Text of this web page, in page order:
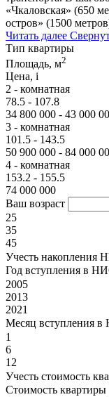
«Чкаловская» (650
остров» (1500
Читать далее
Тип квартиры
Площадь, м2
Цена, i
2 - комнатная
78.5 - 107.8
34 800 000 - 43 000
3 - комнатная
101.5 - 143.5
50 900 000 - 84 000
4 - комнатная
153.2 - 155.5
74 000 000
Ваш возраст
25
35
45
Учесть накопления
Год вступления в
2005
2013
2021
Месяц вступления
1
6
12
Учесть стоимость
Стоимость квартиры